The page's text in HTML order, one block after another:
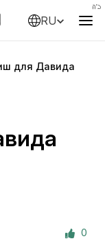
RU
для Давида
0